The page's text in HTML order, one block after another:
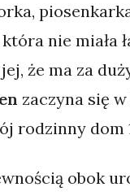
nie miała
że ma za
zaczyna się
rodzinny dom
obok